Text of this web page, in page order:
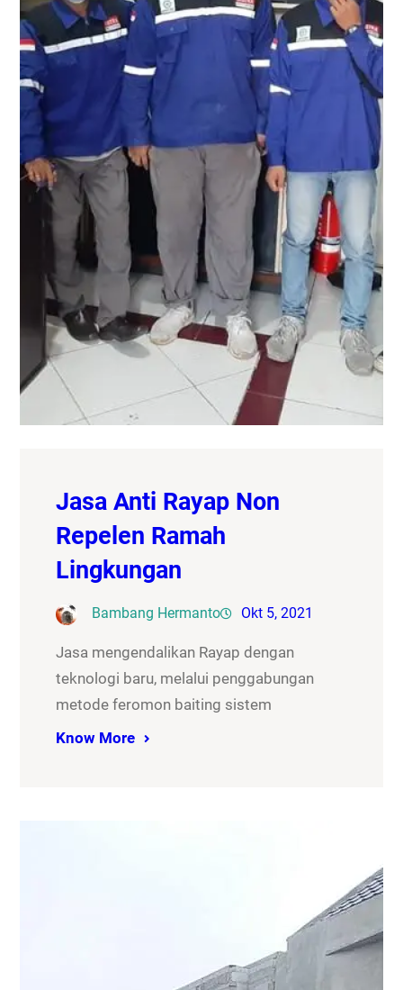
Jasa Anti Rayap Non
Repelen Ramah
Lingkungan
Bambang Hermanto Okt 5, 2021
Jasa mengendalikan Rayap dengan
teknologi baru, melalui penggabungan
metode feromon baiting sistem
Know More